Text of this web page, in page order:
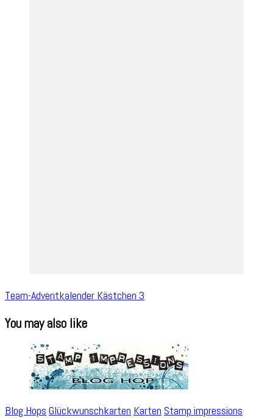
Team-Adventkalender Kästchen 3
You may also like
Blog Hops Glückwunschkarten Karten Stamp impressions